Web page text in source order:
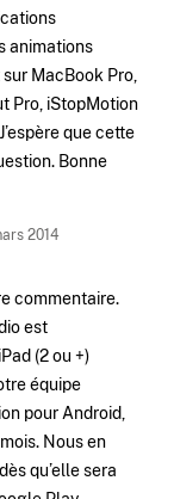
animations
MacBook Pro,
Pro, iStopMotion
que cette
Bonne
2014
commentaire.
est
(2 ou +)
équipe
pour Android,
Nous en
qu’elle sera